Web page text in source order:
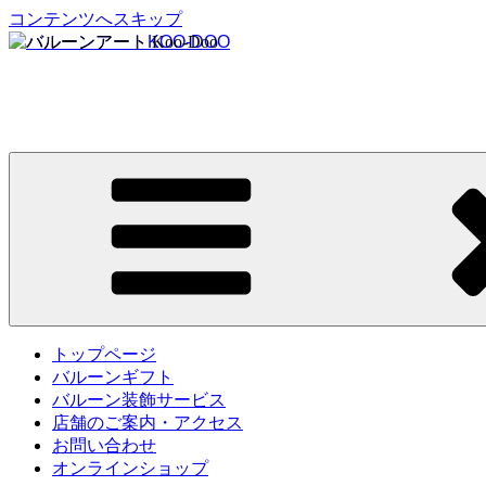
コンテンツへスキップ
トップページ
バルーンギフト
バルーン装飾サービス
店舗のご案内・アクセス
お問い合わせ
オンラインショップ